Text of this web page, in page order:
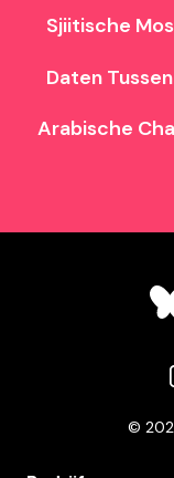
Sjiitische
Daten
Arabische
©